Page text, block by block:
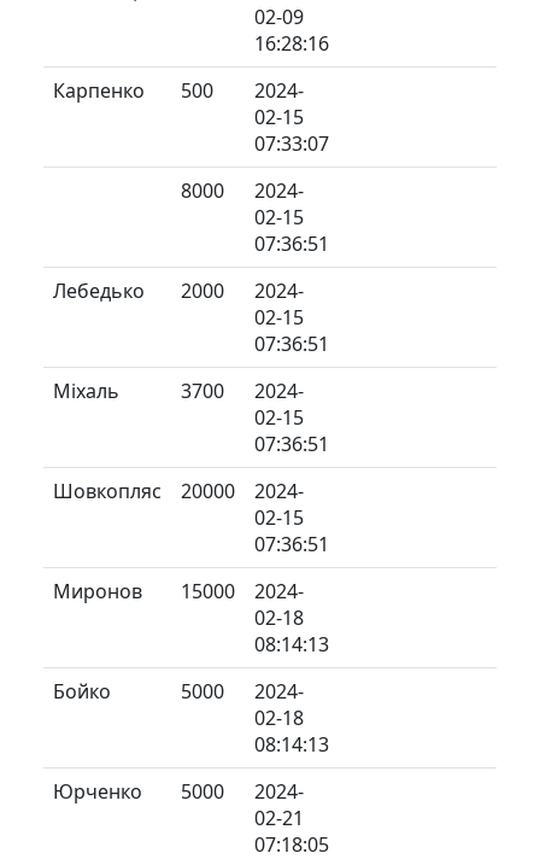
02-09
16:28:16
Карпенко
500
2024-
02-15
07:33:07
8000
2024-
02-15
07:36:51
Лебедько
2000
2024-
02-15
07:36:51
Міхаль
3700
2024-
02-15
07:36:51
Шовкопляс
20000
2024-
02-15
07:36:51
Миронов
15000
2024-
02-18
08:14:13
Бойко
5000
2024-
02-18
08:14:13
Юрченко
5000
2024-
02-21
07:18:05